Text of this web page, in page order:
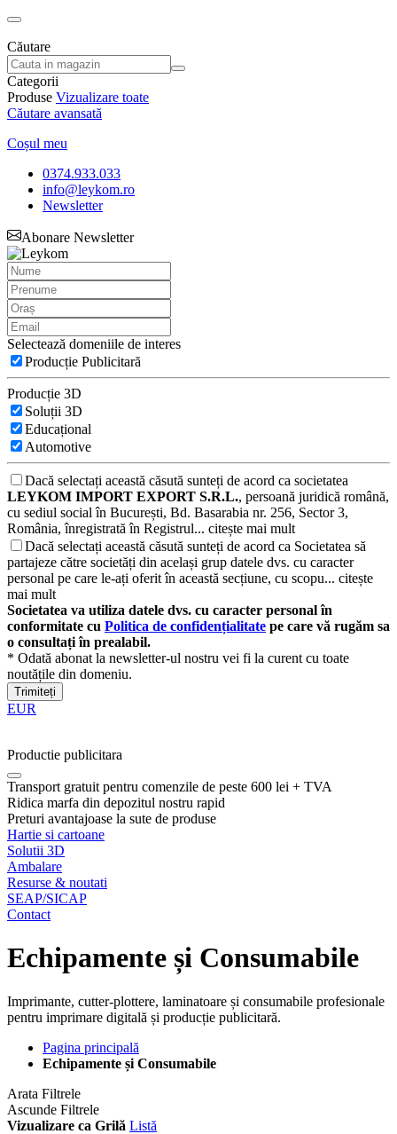
Căutare
Categorii
Produse Vizualizare toate
Căutare avansată
Coșul meu
0374.933.033
info@leykom.ro
Newsletter
Abonare Newsletter
Selectează domeniile de interes
Producție Publicitară
Producție 3D
Soluții 3D
Educațional
Automotive
Dacă selectați această căsută sunteți de acord ca societatea
LEYKOM IMPORT EXPORT S.R.L., persoană juridică română,
cu sediul social în București, Bd. Basarabia nr. 256, Sector 3,
România, înregistrată în Registrul... citește mai mult
Dacă selectați această căsută sunteți de acord ca Societatea să
partajeze către societăți din același grup datele dvs. cu caracter
personal pe care le-ați oferit în această secțiune, cu scopu... citește
mai mult
Societatea va utiliza datele dvs. cu caracter personal în
conformitate cu Politica de confidențialitate pe care vă rugăm sa
o consultați în prealabil.
* Odată abonat la newsletter-ul nostru vei fi la curent cu toate
noutățile din domeniu.
Trimiteți
EUR
Productie publicitara
Transport gratuit pentru comenzile de peste 600 lei + TVA
Ridica marfa din depozitul nostru rapid
Preturi avantajoase la sute de produse
Hartie si cartoane
Solutii 3D
Ambalare
Resurse & noutati
SEAP/SICAP
Contact
Echipamente și Consumabile
Imprimante, cutter-plottere, laminatoare și consumabile profesionale
pentru imprimare digitală și producție publicitară.
Pagina principală
Echipamente și Consumabile
Arata Filtrele
Ascunde Filtrele
Vizualizare ca Grilă Listă